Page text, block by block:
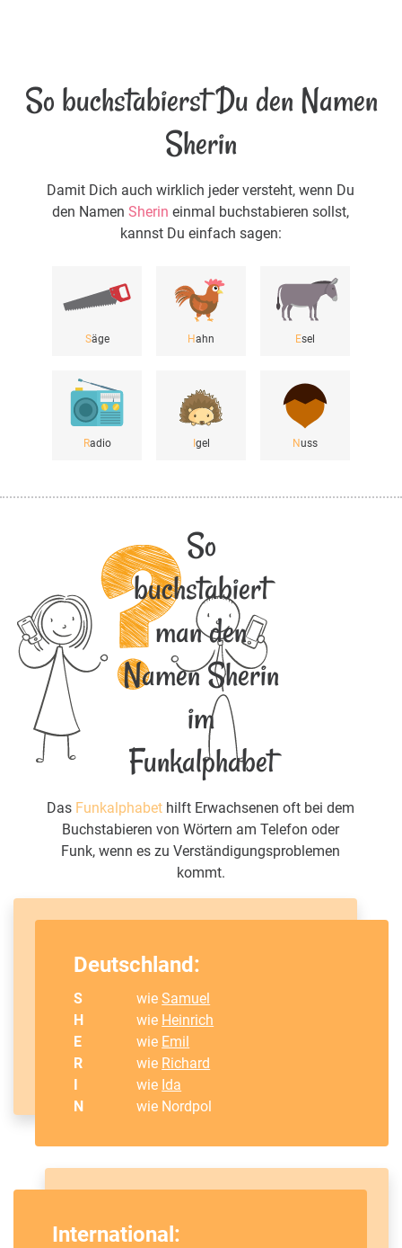
So buchstabierst Du den Namen
Sherin
Damit Dich auch wirklich jeder versteht, wenn Du
den NamenSherin einmal buchstabieren sollst,
kannst Du einfach sagen:
Säge Hahn Esel
Radio gel Nuss
So
buchstabiert
man den
Namen Sherin
im
Funkalphabet
Das Funkalphabet hilft Erwachsenen oft bei dem
Buchstabieren von Wörtern am Telefon oder
Funk, wenn es zu Verständigungsproblemen
kommt.
Deutschland:
S wieSamuel
H
wie Heinrich
E
wie Emil
R
wie Richard
I
wie Ida
N
wie Nordpol
International: